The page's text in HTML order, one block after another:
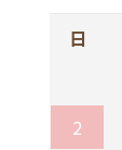
日
2